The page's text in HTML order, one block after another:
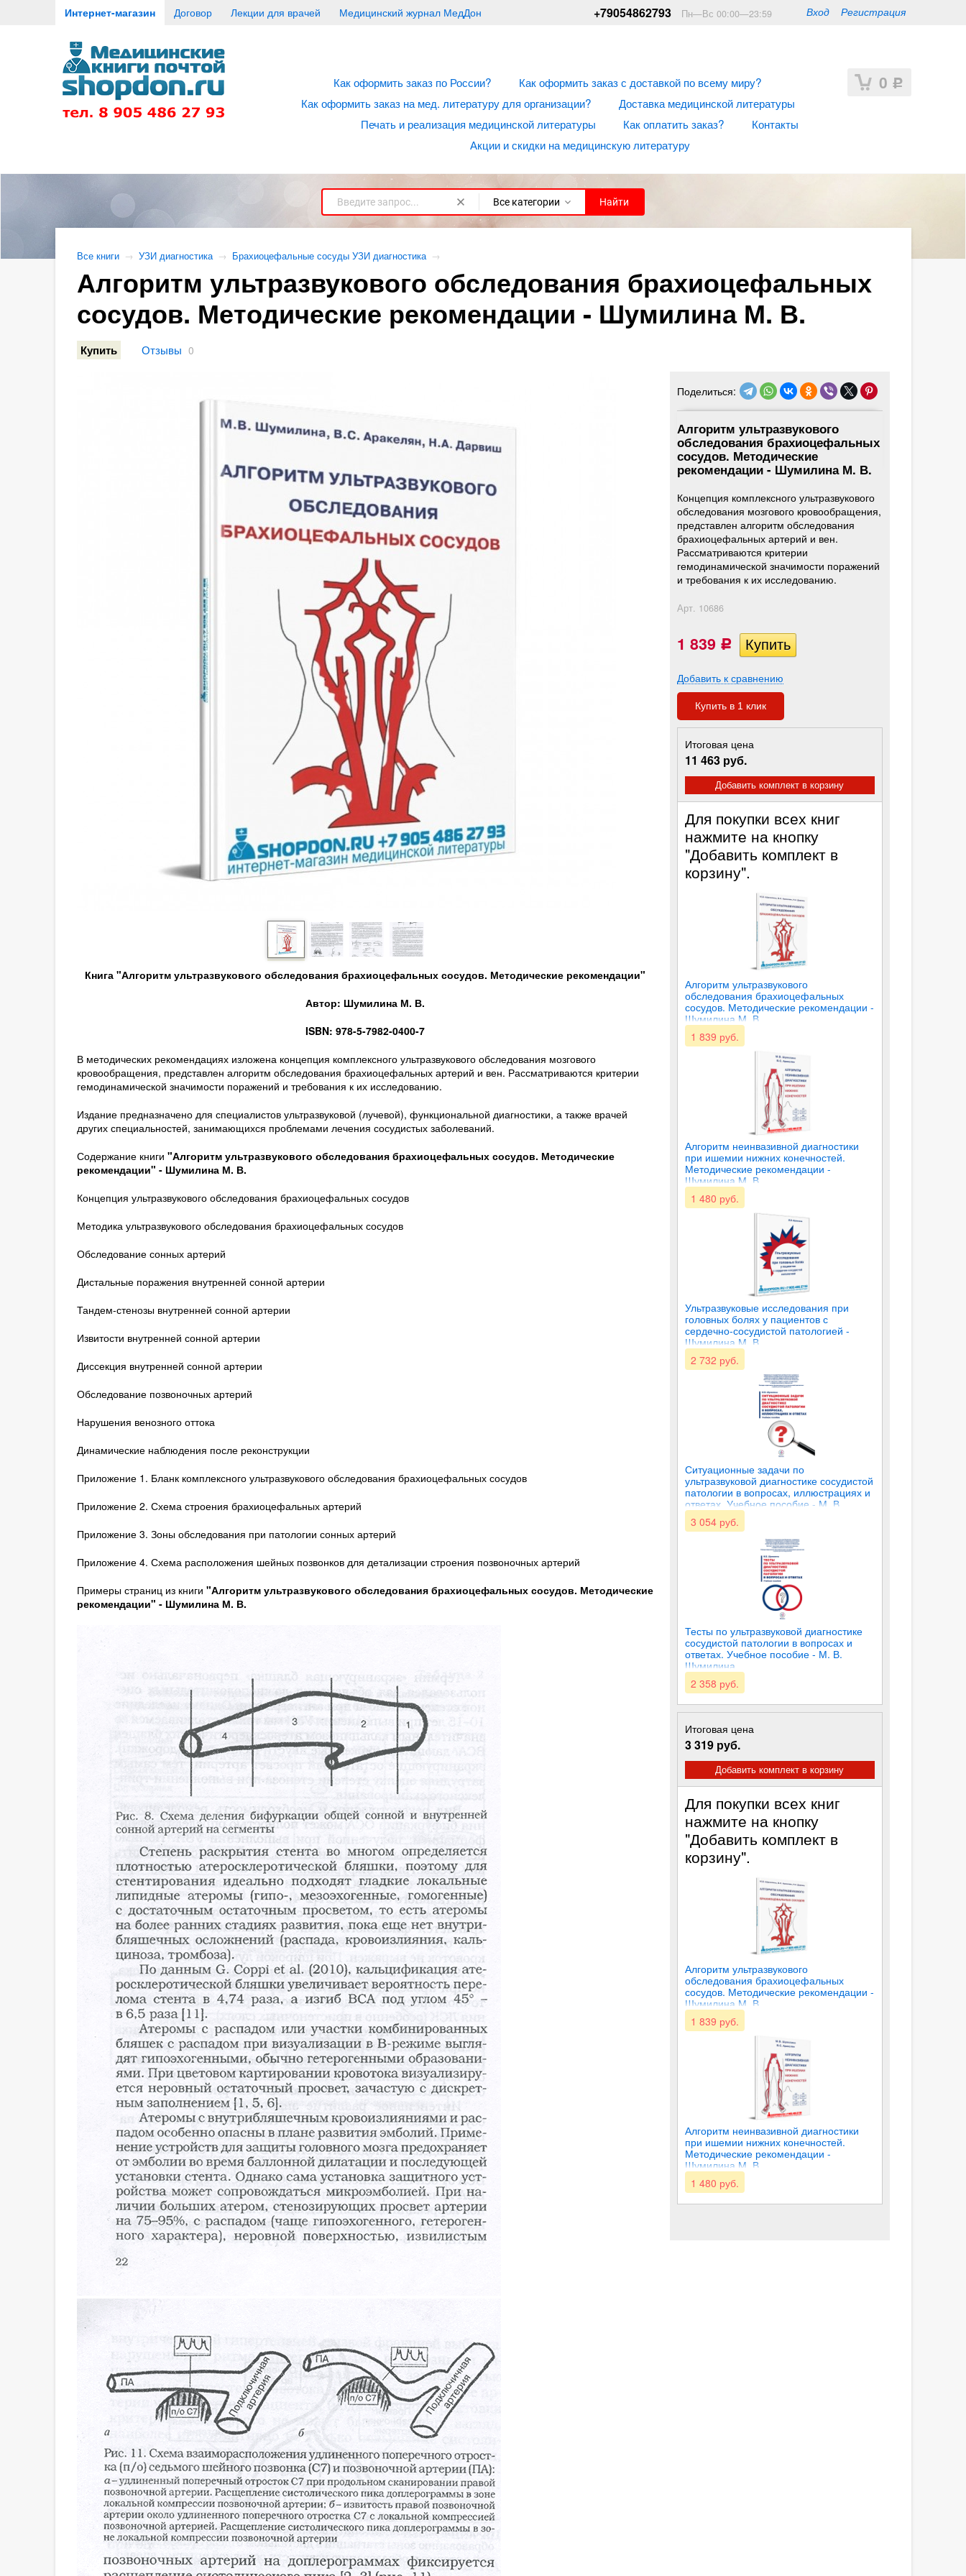
Интернет-магазин Договор Лекции для врачей Медицинский журнал МедДон Вход Регистрация
+79054862793 Пн—Вс 00:00—23:59
0 Р
Как оформить заказ по России?
Как оформить заказ с доставкой по всему миру?
Как оформить заказ на мед. литературу для организации?
Доставка медицинской литературы
Печать и реализация медицинской литературы
Как оплатить заказ?
Контакты
Акции и скидки на медицинскую литературу
Все категории Найти
Все книги → УЗИ диагностика → Брахиоцефальные сосуды УЗИ диагностика →
Алгоритм ультразвукового обследования брахиоцефальных
сосудов. Методические рекомендации - Шумилина М. В.
Купить Отзывы 0
Поделиться:
Алгоритм ультразвукового
обследования брахиоцефальных
сосудов. Методические
рекомендации - Шумилина М. В.
Концепция комплексного ультразвукового
обследования мозгового кровообращения,
представлен алгоритм обследования
брахиоцефальных артерий и вен.
Рассматриваются критерии
гемодинамической значимости поражений
и требования к их исследованию.
Арт. 10686
1 839 Р
Добавить к сравнению
Купить в 1 клик
Итоговая цена
11 463 руб.
Добавить комплект в корзину
Для покупки всех книг
нажмите на кнопку
"Добавить комплект в
корзину".
Алгоритм ультразвукового
обследования брахиоцефальных
сосудов. Методические рекомендации -
Шумилина М. В.
1 839 руб.
Алгоритм неинвазивной диагностики
при ишемии нижних конечностей.
Методические рекомендации -
Шумилина М. В.
1 480 руб.
Ультразвуковые исследования при
головных болях у пациентов с
сердечно-сосудистой патологией -
Шумилина М. В.
2 732 руб.
Ситуационные задачи по
ультразвуковой диагностике сосудистой
патологии в вопросах, иллюстрациях и
ответах. Учебное пособие - М. В.
Шумилина
3 054 руб.
Тесты по ультразвуковой диагностике
сосудистой патологии в вопросах и
ответах. Учебное пособие - М. В.
Шумилина
2 358 руб.
Итоговая цена
3 319 руб.
Добавить комплект в корзину
Для покупки всех книг
нажмите на кнопку
"Добавить комплект в
корзину".
Алгоритм ультразвукового
обследования брахиоцефальных
сосудов. Методические рекомендации -
Шумилина М. В.
1 839 руб.
Алгоритм неинвазивной диагностики
при ишемии нижних конечностей.
Методические рекомендации -
Шумилина М. В.
1 480 руб.
Книга "Алгоритм ультразвукового обследования брахиоцефальных сосудов. Методические рекомендации"
Автор: Шумилина М. В.
ISBN: 978-5-7982-0400-7
В методических рекомендациях изложена концепция комплексного ультразвукового обследования мозгового
кровообращения, представлен алгоритм обследования брахиоцефальных артерий и вен. Рассматриваются критерии
гемодинамической значимости поражений и требования к их исследованию.
Издание предназначено для специалистов ультразвуковой (лучевой), функциональной диагностики, а также врачей
других специальностей, занимающихся проблемами лечения сосудистых заболеваний.
Содержание книги "Алгоритм ультразвукового обследования брахиоцефальных сосудов. Методические
рекомендации" - Шумилина М. В.
Концепция ультразвукового обследования брахиоцефальных сосудов
Методика ультразвукового обследования брахиоцефальных сосудов
Обследование сонных артерий
Дистальные поражения внутренней сонной артерии
Тандем-стенозы внутренней сонной артерии
Извитости внутренней сонной артерии
Диссекция внутренней сонной артерии
Обследование позвоночных артерий
Нарушения венозного оттока
Динамические наблюдения после реконструкции
Приложение 1. Бланк комплексного ультразвукового обследования брахиоцефальных сосудов
Приложение 2. Схема строения брахиоцефальных артерий
Приложение 3. Зоны обследования при патологии сонных артерий
Приложение 4. Схема расположения шейных позвонков для детализации строения позвоночных артерий
Примеры страниц из книги "Алгоритм ультразвукового обследования брахиоцефальных сосудов. Методические
рекомендации" - Шумилина М. В.